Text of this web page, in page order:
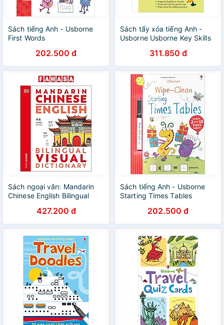
Sách tiếng Anh - Usborne
First Words
202.500 đ
Sách tẩy xóa tiếng Anh -
Usborne Usborne Key Skills
Punctuation 6-7
311.850 đ
Sách ngoại văn: Mandarin
Chinese English Bilingual
427.200 đ
Sách tiếng Anh - Usborne
Starting Times Tables
202.500 đ